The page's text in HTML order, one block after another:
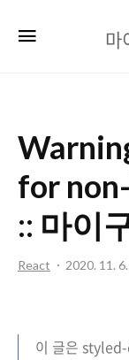
for
:: 마이
React 2020. 11.
이 글은